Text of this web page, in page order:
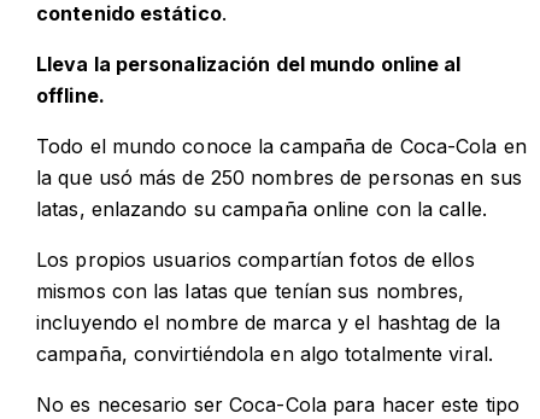
contenido estático.
Lleva la personalización del mundo online al
offline.
Todo el mundo conoce la campaña de Coca-Cola en
la que usó más de 250 nombres de personas en sus
latas, enlazando su campaña online con la calle.
Los propios usuarios compartían fotos de ellos
mismos con las latas que tenían sus nombres,
incluyendo el nombre de marca y el hashtag de la
campaña, convirtiéndola en algo totalmente viral.
No es necesario ser Coca-Cola para hacer este tipo